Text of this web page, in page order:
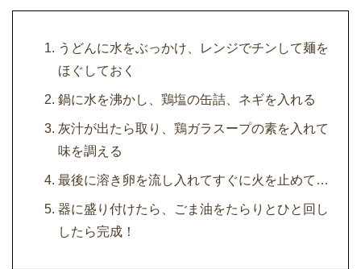
うどんに水をぶっかけ、レンジでチンして麺を
ほぐしておく
鍋に水を沸かし、鶏塩の缶詰、ネギを入れる
灰汁が出たら取り、鶏ガラスープの素を入れて
味を調える
最後に溶き卵を流し入れてすぐに火を止めて…
器に盛り付けたら、ごま油をたらりとひと回し
したら完成！